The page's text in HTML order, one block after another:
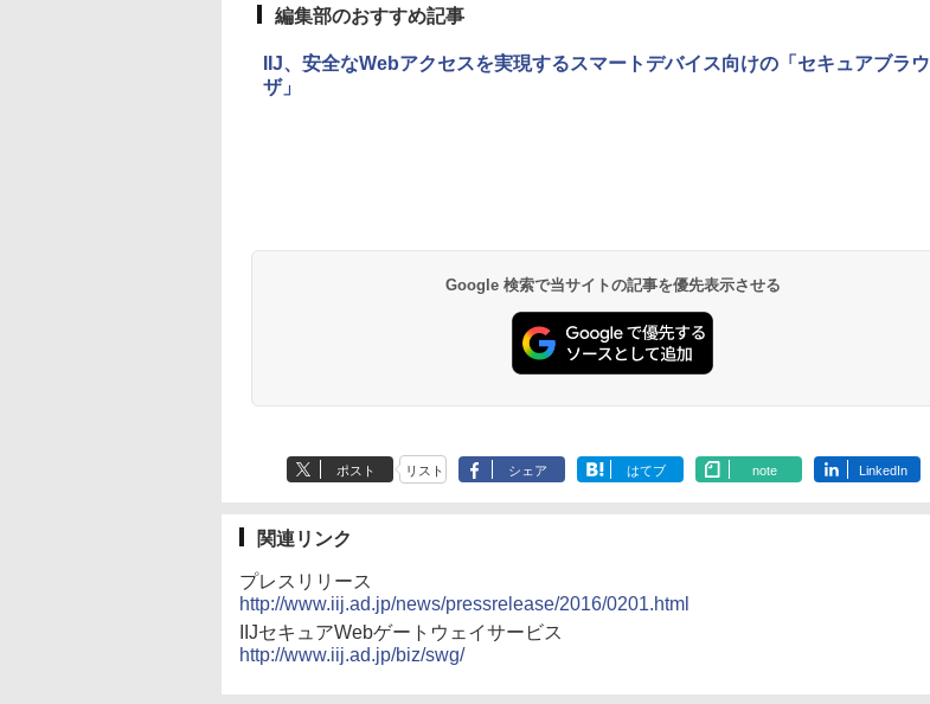
編集部のおすすめ記事
IIJ、安全なWebアクセスを実現するスマートデバイス向けの「セキュアブラウ
ザ」
Google 検索で当サイトの記事を優先表示させる
ポスト リスト シェア はてブ note LinkedIn
関連リンク
プレスリリース
http://www.iij.ad.jp/news/pressrelease/2016/0201.html
IIJセキュアWebゲートウェイサービス
http://www.iij.ad.jp/biz/swg/